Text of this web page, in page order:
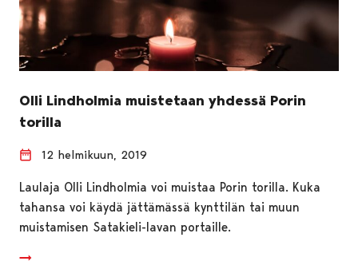
Olli Lindholmia muistetaan yhdessä Porin
torilla
12 helmikuun, 2019
Laulaja Olli Lindholmia voi muistaa Porin torilla. Kuka
tahansa voi käydä jättämässä kynttilän tai muun
muistamisen Satakieli-lavan portaille.